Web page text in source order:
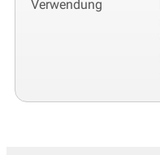
Verwendung